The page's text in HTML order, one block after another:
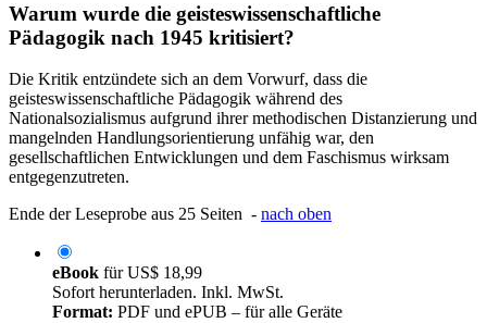
Warum wurde die geisteswissenschaftliche
Pädagogik nach 1945 kritisiert?
Die Kritik entzündete sich an dem Vorwurf, dass die
geisteswissenschaftliche Pädagogik während des
Nationalsozialismus aufgrund ihrer methodischen Distanzierung und
mangelnden Handlungsorientierung unfähig war, den
gesellschaftlichen Entwicklungen und dem Faschismus wirksam
entgegenzutreten.
Ende der Leseprobe aus 25 Seiten - nach oben
eBook fürUS$ 18,99
Sofort herunterladen. Inkl. MwSt.
Format: PDF und ePUB – für alle Geräte